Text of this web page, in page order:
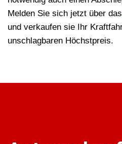
Melden Sie sich jetzt über das
und verkaufen sie Ihr
unschlagbaren Höchstpreis.